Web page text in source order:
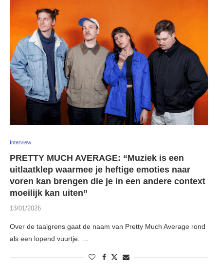
Interview
PRETTY MUCH AVERAGE: “Muziek is een
uitlaatklep waarmee je heftige emoties naar
voren kan brengen die je in een andere context
moeilijk kan uiten”
13/01/2026
Over de taalgrens gaat de naam van Pretty Much Average rond
als een lopend vuurtje. …